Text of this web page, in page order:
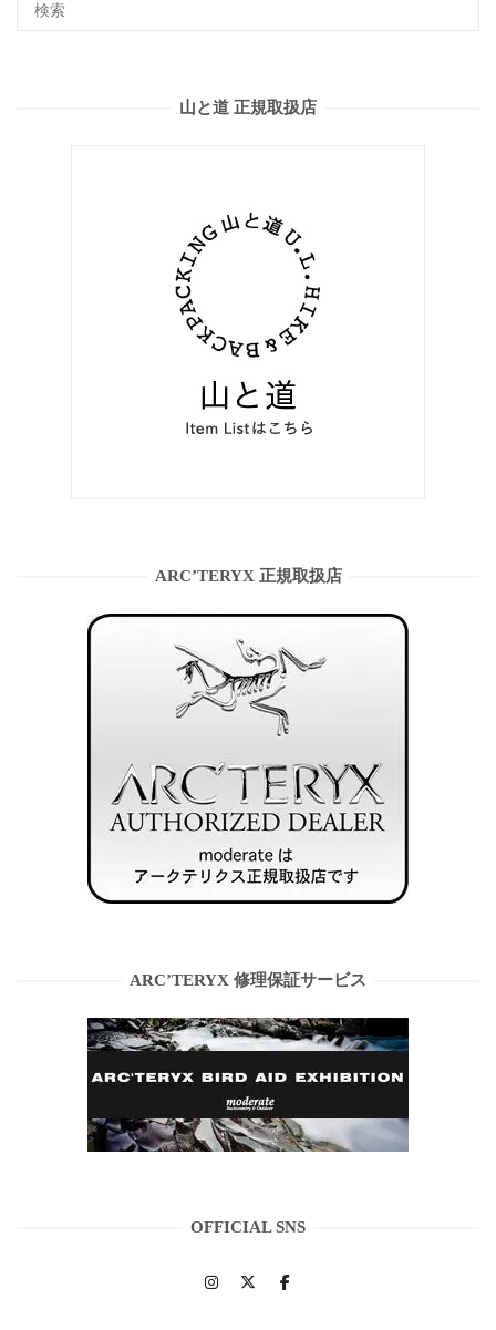
山と道 正規取扱店
ARC’TERYX 正規取扱店
ARC’TERYX 修理保証サービス
OFFICIAL SNS